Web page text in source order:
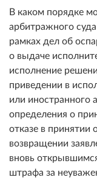
В каком порядке
арбитражного
рамках дел об
о выдаче
исполнение
приведении в
или иностранного
определения о
отказе в принятии
возвращении
вновь
штрафа за